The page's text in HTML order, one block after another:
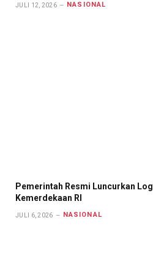
JULI 12, 2026 NASIONAL
Pemerintah Resmi Luncurkan
Kemerdekaan RI
JULI 6, 2026 NASIONAL